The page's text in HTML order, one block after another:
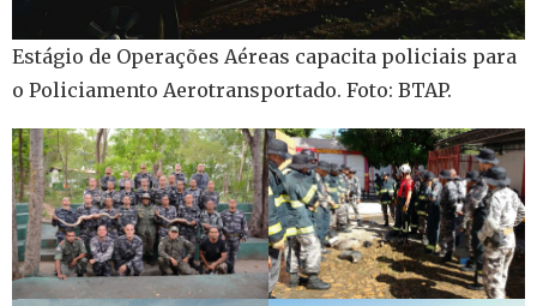
Estágio de Operações Aéreas capacita policiais para
o Policiamento Aerotransportado. Foto: BTAP.